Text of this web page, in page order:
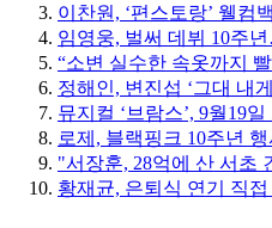
이찬원, ‘편스토랑’ 웰컴
임영웅, 벌써 데뷔 10주
“소변 실수한 속옷까지
정해인, 변진섭 ‘그대 내
뮤지컬 ‘브람스’, 9월19
로제, 블랙핑크 10주년
"서장훈, 28억에 산 서초
황재균, 은퇴식 연기 직